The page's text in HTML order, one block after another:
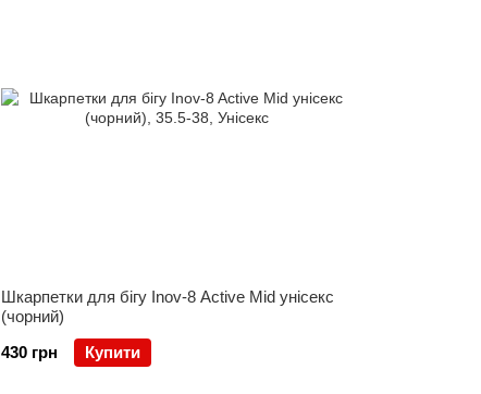
Шкарпетки для бігу Inov-8 Active Mid унісекс
(чорний)
430 грн
Купити